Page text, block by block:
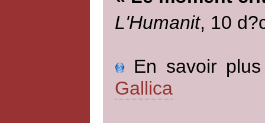
L'Humanit, 10
En savoir
Gallica